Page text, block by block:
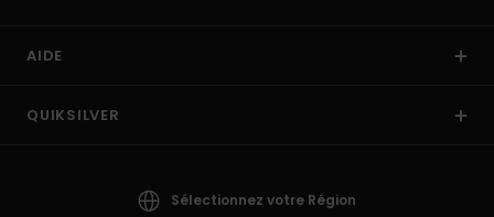
AIDE
QUIKSILVER
Sélectionnez votre Région